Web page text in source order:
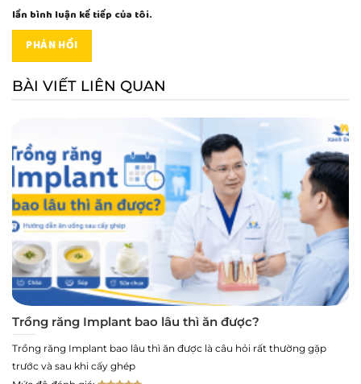
lần bình luận kế tiếp của tôi.
BÀI VIẾT LIÊN QUAN
Trồng răng Implant bao lâu thì ăn được?
Trồng răng Implant bao lâu thì ăn được là câu hỏi rất thường gặp
trước và sau khi cấy ghép